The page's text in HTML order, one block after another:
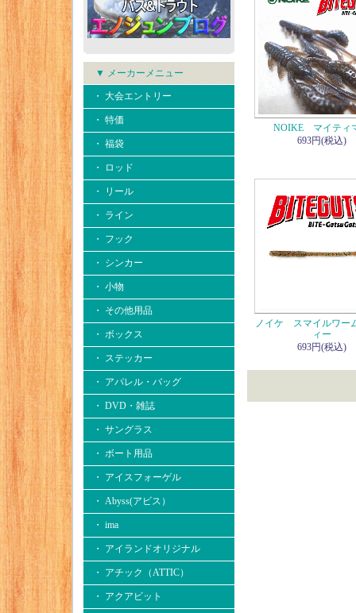
▼ メーカーメニュー
・ 大会エントリー
・ 特価
・ 福袋
・ ロッド
・ リール
・ ライン
・ フック
・ シンカー
・ 小物
・ その他用品
・ ボックス
・ ステッカー
・ アパレル・バッグ
・ DVD・雑誌
・ サングラス
・ ボート用品
・ アイスフォーゲル
・ Abyss(アビス）
・ ima
・ アイランドオリジナル
・ アチック（ATTIC）
・ アクアビット
NOIKE マイティ
693円(税込)
ノイケ スマイルワー
ィー
693円(税込)